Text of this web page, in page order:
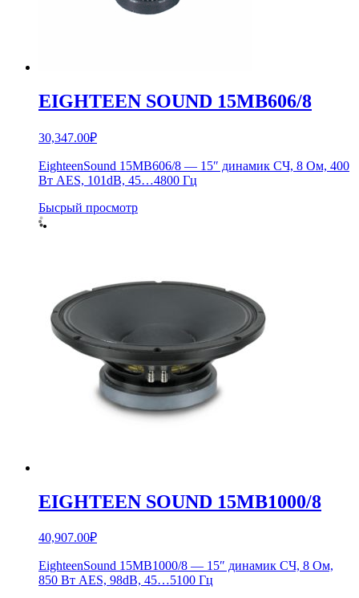
EIGHTEEN SOUND 15MB606/8
30,347.00₽
EighteenSound 15MB606/8 — 15″ динамик СЧ, 8 Ом, 400
Вт AES, 101dB, 45…4800 Гц
Бысрый просмотр
EIGHTEEN SOUND 15MB1000/8
40,907.00₽
EighteenSound 15MB1000/8 — 15″ динамик СЧ, 8 Ом,
850 Вт AES, 98dB, 45…5100 Гц